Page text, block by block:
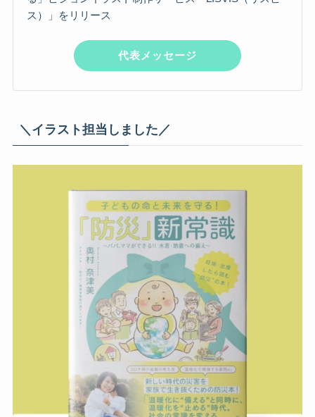
ス）」をリリース
代表メッセージ
＼イラスト担当しました／